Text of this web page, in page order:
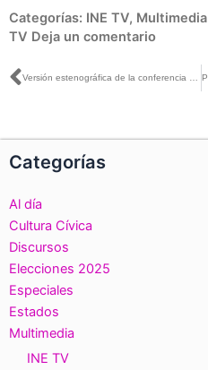
Categorías: INE TV, Multimedia
TV Deja un comentario
Ant
Categorías
Al día
Cultura Cívica
Discursos
Elecciones 2025
Especiales
Estados
Multimedia
INE TV